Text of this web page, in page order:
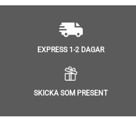
EXPRESS 1-2 DAGAR
SKICKA SOM PRESENT